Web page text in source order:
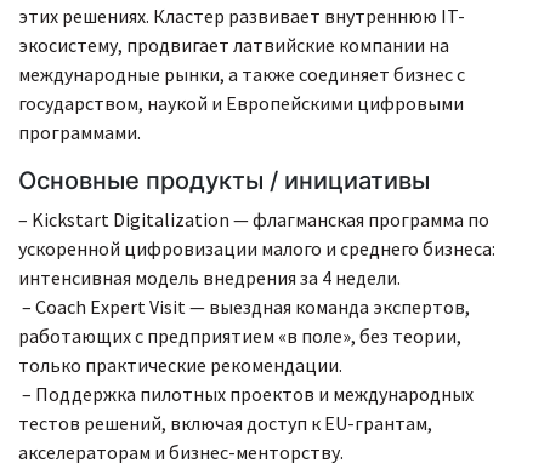
этих решениях. Кластер развивает внутреннюю IT-
экосистему, продвигает латвийские компании на
международные рынки, а также соединяет бизнес с
государством, наукой и Европейскими цифровыми
программами.
Основные продукты / инициативы
– Kickstart Digitalization — флагманская программа по
ускоренной цифровизации малого и среднего бизнеса:
интенсивная модель внедрения за 4 недели.
– Coach Expert Visit — выездная команда экспертов,
работающих с предприятием «в поле», без теории,
только практические рекомендации.
– Поддержка пилотных проектов и международных
тестов решений, включая доступ к EU-грантам,
акселераторам и бизнес-менторству.